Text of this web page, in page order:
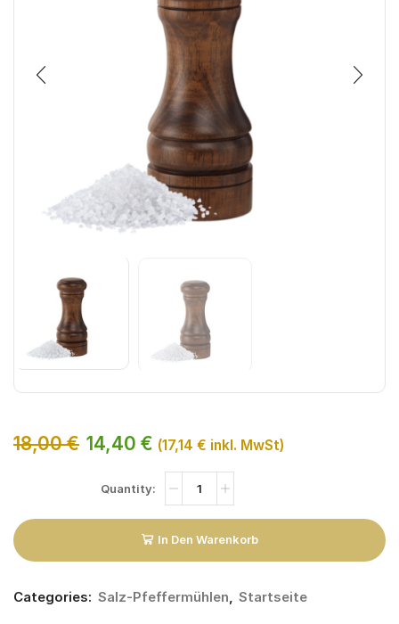
18,00€ 14,40 € (17,14 € inkl. MwSt)
In Den Warenkorb
Categories: Salz-Pfeffermühlen, Startseite